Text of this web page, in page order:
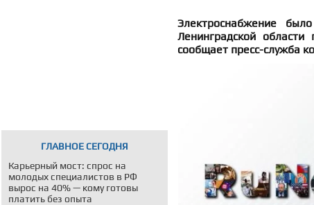
ГЛАВНОЕ СЕГОДНЯ
Карьерный мост: спрос на
молодых специалистов в РФ
вырос на 40% — кому готовы
платить без опыта
Электроснабжение
Ленинградской
сообщает пресс-служба